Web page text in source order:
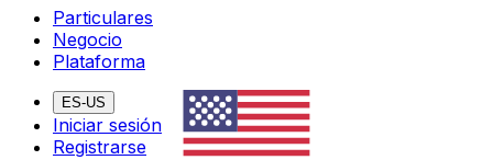
Particulares
Negocio
Plataforma
ES-US
Iniciar sesión
Registrarse